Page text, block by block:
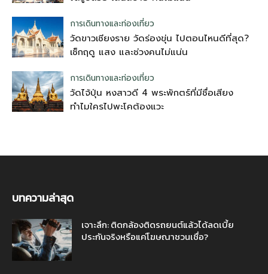
การเดินทางและท่องเที่ยว
วัดขาวเชียงราย วัดร่องขุ่น ไปตอนไหนดีที่สุด?
เช็กฤดู แสง และช่วงคนไม่แน่น
การเดินทางและท่องเที่ยว
วัดไจ้ปุ่น หงสาวดี 4 พระพักตร์ที่มีชื่อเสียง
ทำไมใครไปพะโคต้องแวะ
บทความล่าสุด
เจาะลึก: ติดกล้องติดรถยนต์แล้วได้ลดเบี้ย
ประกันจริงหรือแค่โฆษณาชวนเชื่อ?